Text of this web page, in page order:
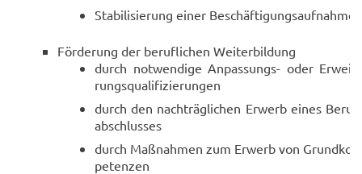
Sta­bi­li­sie­rung einer Be­schäf­ti­gungs­auf­nah­me.
För­de­rung der be­ruf­li­chen Wei­ter­bil­dung
durch not­wen­di­ge Anpassungs-​ oder
rungs­qua­li­fi­zie­run­gen
durch den nach­träg­li­chen Er­werb eines
ab­schlus­ses
durch Maß­nah­men zum Er­werb von
pe­ten­zen